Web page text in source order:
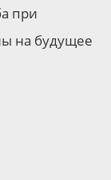
при
на будущее